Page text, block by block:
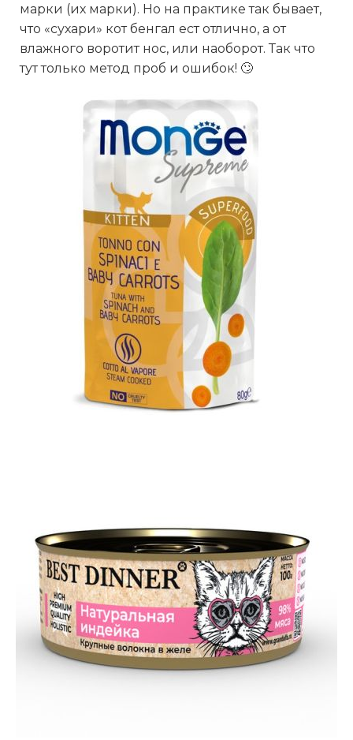
марки (их марки). Но на практике так бывает,
что «сухари» кот бенгал ест отлично, а от
влажного воротит нос, или наоборот. Так что
тут только метод проб и ошибок! 🙄